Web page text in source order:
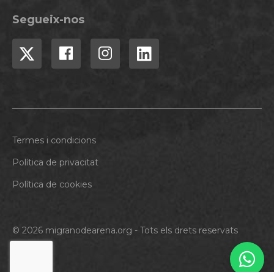
Segueix-nos
© 2026 migranodearena.org - Tots els drets reservats
Termes i condicions
Política de privacitat
Política de cookies